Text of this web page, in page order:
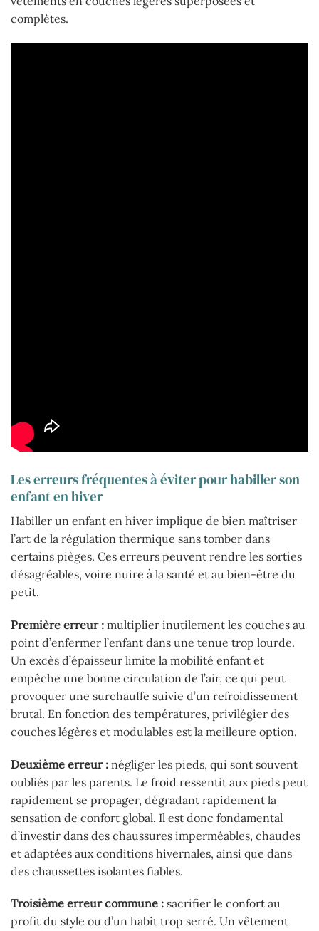
complètes.
Les erreurs fréquentes à éviter pour habiller son
enfant en hiver
Habiller un enfant en hiver implique de bien maîtriser
l’art de la régulation thermique sans tomber dans
certains pièges. Ces erreurs peuvent rendre les sorties
désagréables, voire nuire à la santé et au bien-être du
petit.
Première erreur : multiplier inutilement les couches au
point d’enfermer l’enfant dans une tenue trop lourde.
Un excès d’épaisseur limite la mobilité enfant et
empêche une bonne circulation de l’air, ce qui peut
provoquer une surchauffe suivie d’un refroidissement
brutal. En fonction des températures, privilégier des
couches légères et modulables est la meilleure option.
Deuxième erreur : négliger les pieds, qui sont souvent
oubliés par les parents. Le froid ressentit aux pieds peut
rapidement se propager, dégradant rapidement la
sensation de confort global. Il est donc fondamental
d’investir dans des chaussures imperméables, chaudes
et adaptées aux conditions hivernales, ainsi que dans
des chaussettes isolantes fiables.
Troisième erreur commune : sacrifier le confort au
profit du style ou d’un habit trop serré. Un vêtement